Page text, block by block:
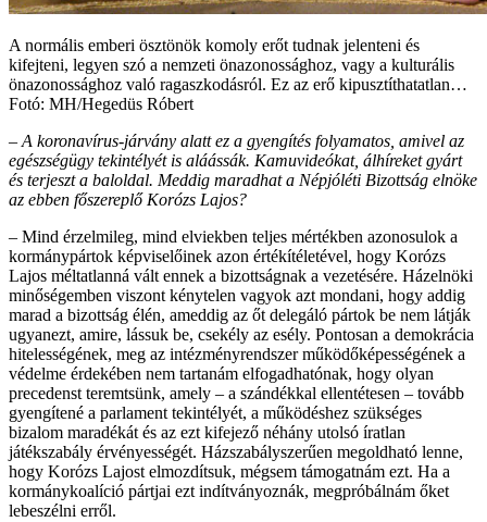
A normális emberi ösztönök komoly erőt tudnak jelenteni és
kifejteni, legyen szó a nemzeti önazonossághoz, vagy a kulturális
önazonossághoz való ragaszkodásról. Ez az erő kipusztíthatatlan…
Fotó: MH/Hegedüs Róbert
– A koronavírus-járvány alatt ez a gyengítés folyamatos, amivel az
egészségügy tekintélyét is aláássák. Kamuvideókat, álhíreket gyárt
és terjeszt a baloldal. Meddig maradhat a Népjóléti Bizottság elnöke
az ebben főszereplő Korózs Lajos?
– Mind érzelmileg, mind elviekben teljes mértékben azonosulok a
kormánypártok képviselőinek azon értékítéletével, hogy Korózs
Lajos méltatlanná vált ennek a bizottságnak a vezetésére. Házelnöki
minőségemben viszont kénytelen vagyok azt mondani, hogy addig
marad a bizottság élén, ameddig az őt delegáló pártok be nem látják
ugyanezt, amire, lássuk be, csekély az esély. Pontosan a demokrácia
hitelességének, meg az intézményrendszer működőképességének a
védelme érdekében nem tartanám elfogadhatónak, hogy olyan
precedenst teremtsünk, amely – a szándékkal ellentétesen – tovább
gyengítené a parlament tekintélyét, a működéshez szükséges
bizalom maradékát és az ezt kifejező néhány utolsó íratlan
játékszabály érvényességét. Házszabályszerűen megoldható lenne,
hogy Korózs Lajost elmozdítsuk, mégsem támogatnám ezt. Ha a
kormánykoalíció pártjai ezt indítványoznák, megpróbálnám őket
lebeszélni erről.